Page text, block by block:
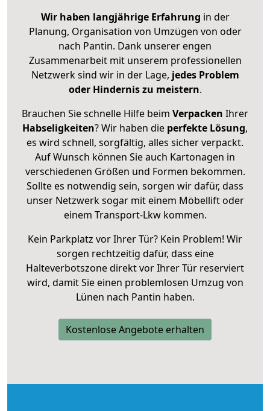
Wir haben langjährige Erfahrung in der
Planung, Organisation von Umzügen von oder
nach Pantin. Dank unserer engen
Zusammenarbeit mit unserem professionellen
Netzwerk sind wir in der Lage, jedes Problem
oder Hindernis zu meistern.
Brauchen Sie schnelle Hilfe beim Verpacken Ihrer
Habseligkeiten? Wir haben die perfekte Lösung,
es wird schnell, sorgfältig, alles sicher verpackt.
Auf Wunsch können Sie auch Kartonagen in
verschiedenen Größen und Formen bekommen.
Sollte es notwendig sein, sorgen wir dafür, dass
unser Netzwerk sogar mit einem Möbellift oder
einem Transport-Lkw kommen.
Kein Parkplatz vor Ihrer Tür? Kein Problem! Wir
sorgen rechtzeitig dafür, dass eine
Halteverbotszone direkt vor Ihrer Tür reserviert
wird, damit Sie einen problemlosen Umzug von
Lünen nach Pantin haben.
Kostenlose Angebote erhalten